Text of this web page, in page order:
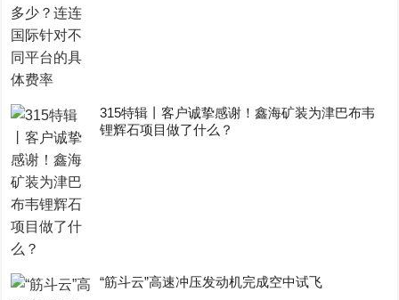
315特辑丨客户诚挚感谢！鑫海矿装为津巴布韦
锂辉石项目做了什么？
“筋斗云”高速冲压发动机完成空中试飞